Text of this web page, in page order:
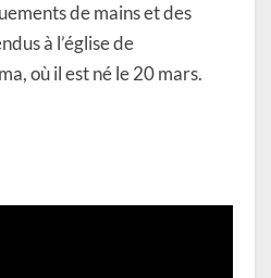
de mains et des
à l’église de
où il est né le 20 mars.